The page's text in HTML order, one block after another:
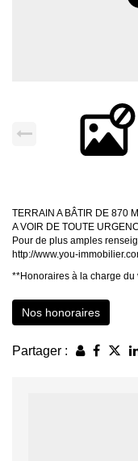
TERRAIN A BÂTIR DE 870
A VOIR DE TOUTE
Pour de plus amples
http://www.you-
**Honoraires à la charge du
Nos honoraires
Partager :